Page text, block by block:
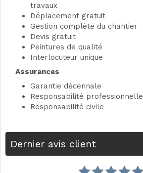
travaux
Déplacement gratuit
Gestion complète du chantier
Devis gratuit
Peintures de qualité
Interlocuteur unique
Assurances
Garantie décennale
Responsabilité professionnelle
Responsabilité civile
Dernier avis client